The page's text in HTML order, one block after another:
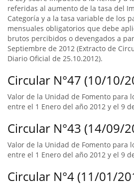
referidas al aumento de la tasa del
Categoría y a la tasa variable de los
mensuales obligatorios que debe
brutos percibidos o devengados a
Septiembre de 2012 (Extracto de
Diario Oficial de 25.10.2012).
Circular N°47 (10/10/
Valor de la Unidad de Fomento para
entre el 1 Enero del año 2012 y el 9
Circular N°43 (14/09/
Valor de la Unidad de Fomento para
entre el 1 Enero del año 2012 y el 9
Circular N°4 (11/01/